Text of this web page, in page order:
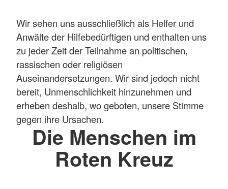
Wir sehen uns ausschließlich als Helfer und
Anwälte der Hilfebedürftigen und enthalten uns
zu jeder Zeit der Teilnahme an politischen,
rassischen oder religiösen
Auseinandersetzungen. Wir sind jedoch nicht
bereit, Unmenschlichkeit hinzunehmen und
erheben deshalb, wo geboten, unsere Stimme
gegen ihre Ursachen.
Die Menschen im
Roten Kreuz